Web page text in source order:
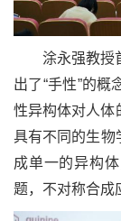
涂永强教授
出了“手性”的
性异构体对人体
具有不同的生物
成单一的异构
题，不对称合成